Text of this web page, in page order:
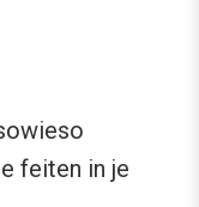
feiten in je